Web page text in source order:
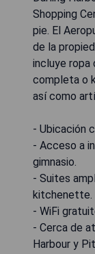
Shopping
pie. El
de la
incluye ropa
completa o
así como
- Ubicación
- Acceso a
gimnasio.
- Suites
kitchenette.
- WiFi
- Cerca de
Harbour y